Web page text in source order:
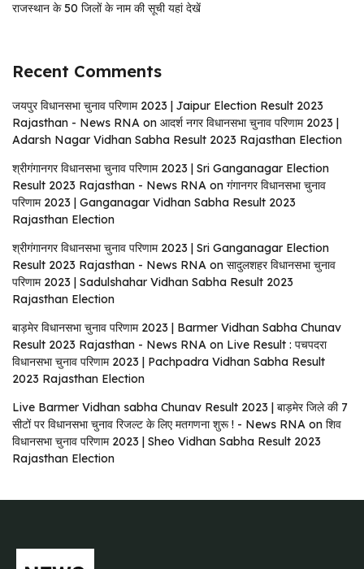
राजस्थान के 50 जिलों के नाम की सूची यहां देखें
Recent Comments
जयपुर विधानसभा चुनाव परिणाम 2023 | Jaipur Election Result 2023
Rajasthan - News RNA on आदर्श नगर विधानसभा चुनाव परिणाम 2023 |
Adarsh ​​Nagar Vidhan Sabha Result 2023 Rajasthan Election
श्रीगंगानगर विधानसभा चुनाव परिणाम 2023 | Sri Ganganagar Election
Result 2023 Rajasthan - News RNA on गंगानगर विधानसभा चुनाव
परिणाम 2023 | Ganganagar Vidhan Sabha Result 2023
Rajasthan Election
श्रीगंगानगर विधानसभा चुनाव परिणाम 2023 | Sri Ganganagar Election
Result 2023 Rajasthan - News RNA on सादुलशहर विधानसभा चुनाव
परिणाम 2023 | Sadulshahar Vidhan Sabha Result 2023
Rajasthan Election
बाड़मेर विधानसभा चुनाव परिणाम 2023 | Barmer Vidhan Sabha Chunav
Result 2023 Rajasthan - News RNA on Live Result : पचपदरा
विधानसभा चुनाव परिणाम 2023 | Pachpadra Vidhan Sabha Result
2023 Rajasthan Election
Live Barmer Vidhan sabha Chunav Result 2023 | बाड़मेर जिले की 7
सीटों पर विधानसभा चुनाव रिजल्ट के लिए मतगणना शुरू ! - News RNA on शिव
विधानसभा चुनाव परिणाम 2023 | Sheo Vidhan Sabha Result 2023
Rajasthan Election